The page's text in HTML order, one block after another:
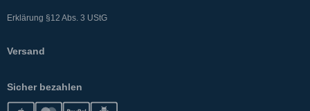
Erklärung §12 Abs. 3 UStG
Versand
Sicher bezahlen